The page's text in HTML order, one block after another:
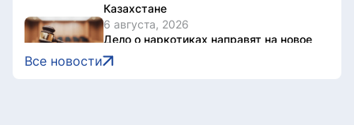
Казахстане
6 августа, 2026
Дело о наркотиках направят на новое
рассмотрение: подсудимому не дали
последнее слово
Все новости